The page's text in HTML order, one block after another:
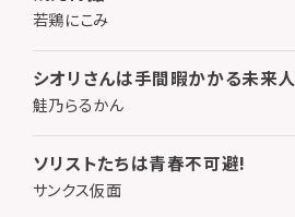
若鶏にこみ
シオリさんは手間暇かかる未来人
鮭乃らるかん
ソリストたちは青春不可避!
サンクス仮面